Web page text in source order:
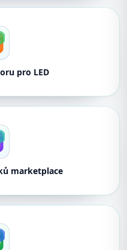
pro LED
marketplace